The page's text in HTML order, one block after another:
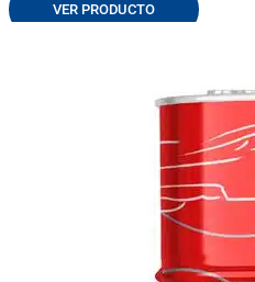
VER PRODUCTO